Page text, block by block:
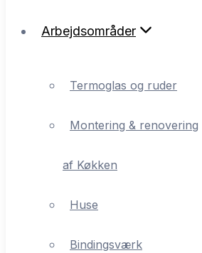
Termoglas og ruder
Arbejdsområder
Termoglas og ruder
Montering & renovering
af Køkken
Huse
Bindingsværk